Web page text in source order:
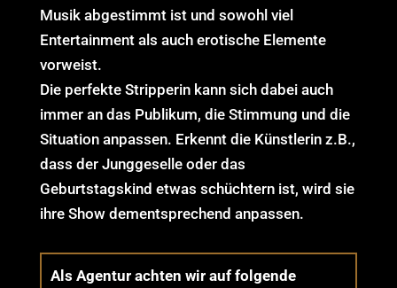
Musik abgestimmt ist und sowohl viel
Entertainment als auch erotische Elemente
vorweist.
Die perfekte Stripperin kann sich dabei auch
immer an das Publikum, die Stimmung und die
Situation anpassen. Erkennt die Künstlerin z.B.,
dass der Junggeselle oder das
Geburtstagskind etwas schüchtern ist, wird sie
ihre Show dementsprechend anpassen.
Als Agentur achten wir auf folgende